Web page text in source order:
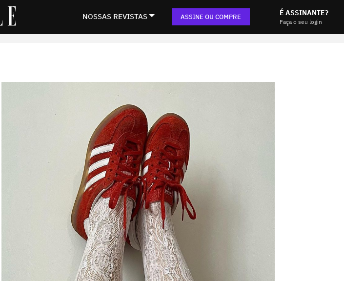
NOSSAS REVISTAS ASSINE OU COMPRE É ASSINANTE?
Faça o seu login